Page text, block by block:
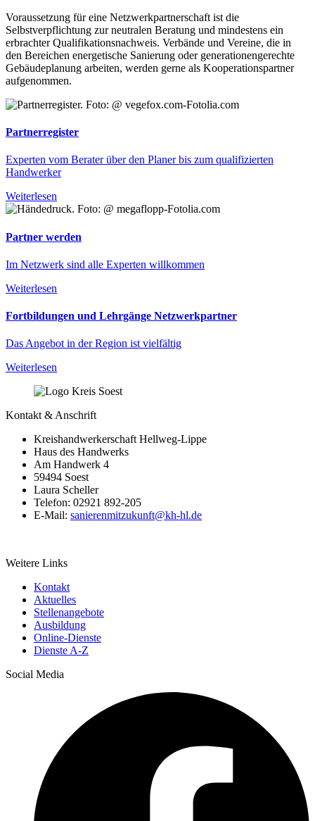
Voraussetzung für eine Netzwerkpartnerschaft ist die
Selbstverpflichtung zur neutralen Beratung und mindestens ein
erbrachter Qualifikationsnachweis. Verbände und Vereine, die in
den Bereichen energetische Sanierung oder generationengerechte
Gebäudeplanung arbeiten, werden gerne als Kooperationspartner
aufgenommen.
Partnerregister
Experten vom Berater über den Planer bis zum qualifizierten
Handwerker
Weiterlesen
Partner werden
Im Netzwerk sind alle Experten willkommen
Weiterlesen
Fortbildungen und Lehrgänge Netzwerkpartner
Das Angebot in der Region ist vielfältig
Weiterlesen
Kontakt & Anschrift
Kreishandwerkerschaft Hellweg-Lippe
Haus des Handwerks
Am Handwerk 4
59494 Soest
Laura Scheller
Telefon: 02921 892-205
E-Mail: sanierenmitzukunft@​kh-hl.de
Weitere Links
Kontakt
Aktuelles
Stellenangebote
Ausbildung
Online-Dienste
Dienste A-Z
Social Media